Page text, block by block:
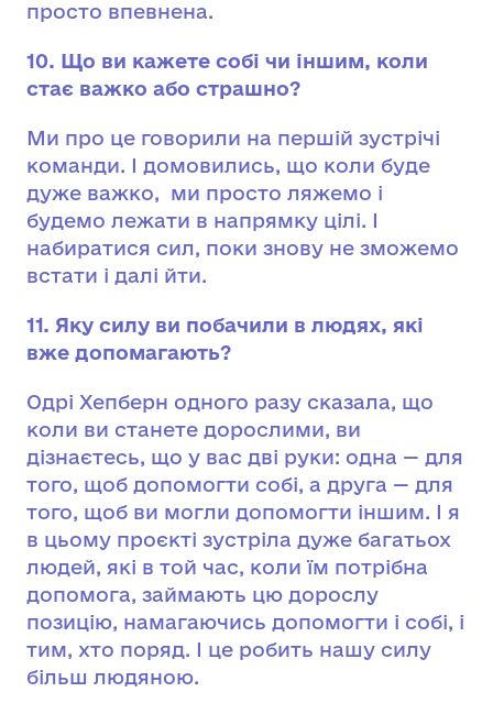
просто впевнена.
10. Що ви кажете собі чи іншим, коли
стає важко або страшно?
Ми про це говорили на першій зустрічі
команди. І домовились, що коли буде
дуже важко, ми просто ляжемо і
будемо лежати в напрямку цілі. І
набиратися сил, поки знову не зможемо
встати і далі йти.
11. Яку силу ви побачили в людях, які
вже допомагають?
Одрі Хепберн одного разу сказала, що
коли ви станете дорослими, ви
дізнаєтесь, що у вас дві руки: одна — для
того, щоб допомогти собі, а друга — для
того, щоб ви могли допомогти іншим. І я
в цьому проєкті зустріла дуже багатьох
людей, які в той час, коли їм потрібна
допомога, займають цю дорослу
позицію, намагаючись допомогти і собі, і
тим, хто поряд. І це робить нашу силу
більш людяною.